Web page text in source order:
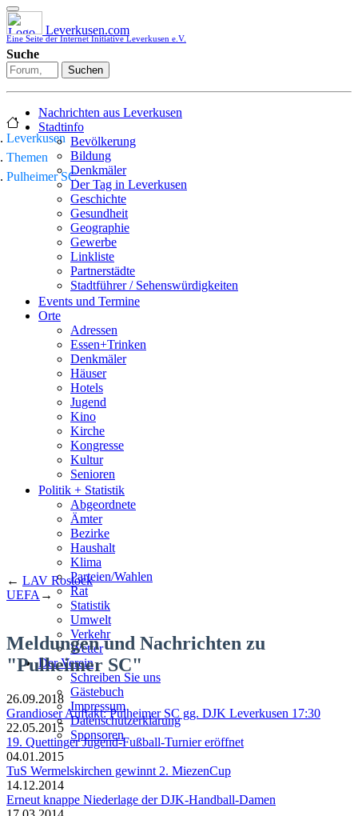
Leverkusen.com
Eine Seite der Internet Initiative Leverkusen e.V.
Suche
Suchen
Nachrichten aus Leverkusen
Stadtinfo
Bevölkerung
Bildung
Denkmäler
Der Tag in Leverkusen
Geschichte
Gesundheit
Geographie
Gewerbe
Linkliste
Partnerstädte
Stadtführer / Sehenswürdigkeiten
Stadtplan
Sport
Who is who
Wohnen
Events und Termine
Orte
Adressen
Essen+Trinken
Denkmäler
Häuser
Hotels
Jugend
Kino
Kirche
Kongresse
Kultur
Senioren
Stadtführer
Straßen
Politik + Statistik
Abgeordnete
Ämter
Bezirke
Haushalt
Klima
Parteien/Wahlen
Rat
Statistik
Umwelt
Verkehr
Wetter
Der Verein
Schreiben Sie uns
Gästebuch
Impressum
Datenschutzerklärung
Sponsoren
Leverkusen
Themen
Pulheimer SC
← LAV Rostock
UEFA →
Meldungen und Nachrichten zu
"Pulheimer SC"
26.09.2018
Grandioser Auftakt: Pulheimer SC gg. DJK Leverkusen 17:30
22.05.2015
19. Quettinger Jugend-Fußball-Turnier eröffnet
04.01.2015
TuS Wermelskirchen gewinnt 2. MiezenCup
14.12.2014
Erneut knappe Niederlage der DJK-Handball-Damen